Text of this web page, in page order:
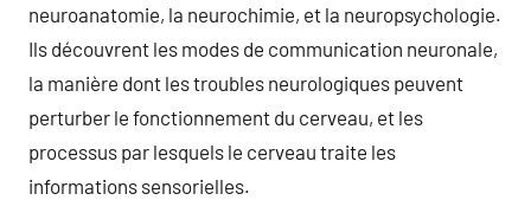
neuroanatomie, la neurochimie, et la neuropsychologie.
Ils découvrent les modes de communication neuronale,
la manière dont les troubles neurologiques peuvent
perturber le fonctionnement du cerveau, et les
processus par lesquels le cerveau traite les
informations sensorielles.